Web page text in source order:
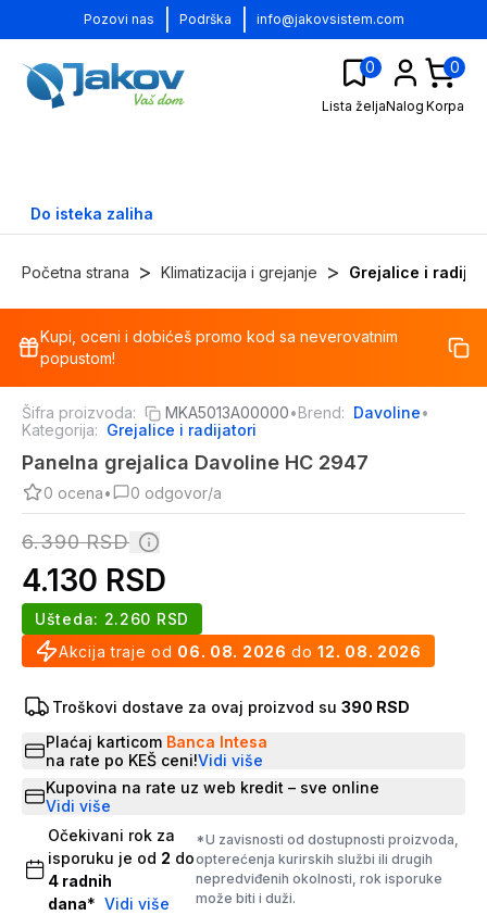
Pozovi nas Podrška info@jakovsistem.com
0
Lista željaNalog
0
Korpa
Do isteka zaliha
Početna strana > Klimatizacija i grejanje > Grejalice i
%
Kupi, oceni i dobićeš promo kod sa neverovatnim
popustom!
Šifra proizvoda: MKA5013A00000•Brend: Davoline•
Kategorija: Grejalice i radijatori
Panelna grejalica Davoline HC 2947
0 ocena• 0 odgovor/a
6.390RSD
4.130 RSD
Akcija traje od 06. 08. 2026 do 12. 08. 2026
Ušteda: 2.260 RSD
Troškovi dostave za ovaj proizvod su 390 RSD
Plaćaj karticom Banca Intesa
na rate po KEŠ ceni!Vidi više
Kupovina na rate uz web kredit – sve online
Vidi više
Očekivani rok za
isporuku je od 2 do
4 radnih
dana* Vidi više
*U zavisnosti od dostupnosti proizvoda,
opterećenja kurirskih službi ili drugih
nepredviđenih okolnosti, rok isporuke
može biti i duži.